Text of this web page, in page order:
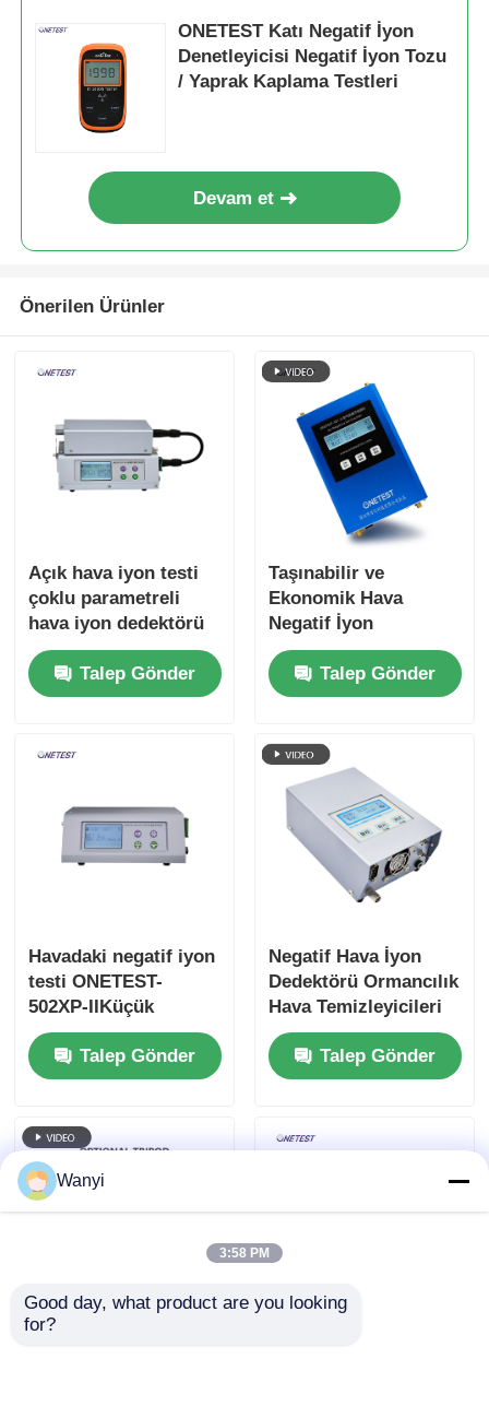
ONETEST Katı Negatif İyon
Denetleyicisi Negatif İyon Tozu
/ Yaprak Kaplama Testleri
Devam et
Önerilen Ürünler
Açık hava iyon testi
çoklu parametreli
hava iyon dedektörü
ONETEST-502XP-A
Talep Gönder
Taşınabilir ve
Ekonomik Hava
Negatif İyon
Detektörü RS232
ÇıktısıTalep Gönder
Havadaki negatif iyon
testi ONETEST-
502XP-IIKüçük
parçacık boyutlarını
ölçebilirTalep Gönder
Negatif Hava İyon
Dedektörü Ormancılık
Hava Temizleyicileri
İçin Hava Anyon
DedektörüTalep Gönder
Wanyi
3:58 PM
Good day, what product are you looking
for?